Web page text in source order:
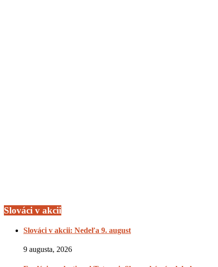
Slováci v akcii
Slováci v akcii: Nedeľa 9. august
9 augusta, 2026